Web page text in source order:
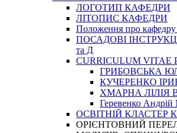
ЛОГОТИП КАФЕДРИ
ЛІТОПИС КАФЕДРИ
Положення про
ПОСАДОВІ
та Д
CURRICULUM VITAE
ГРИБОВСЬКА
КУЧЕРЕНКО
ХМАРНА ЛІЛІЯ
Геревенко
ОСВІТНІЙ КЛАСТЕР
ОРІЄНТОВНИЙ